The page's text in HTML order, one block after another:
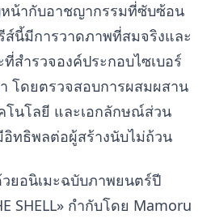
หน้ากับอาชญากรรมที่ซับซ้อน
นี้มีการวาดภาพที่สมจริงและ
สำรวจองค์ประกอบไซเบอร์
โดยตรวจสอบการผสมผสาน
โนโลยี และเอกลักษณ์ส่วน
ทธิพลต่อผู้สร้างนับไม่ถ้วน
ยอนิเมะฉบับภาพยนตร์ปี
SHELL» กำกับโดย Mamoru